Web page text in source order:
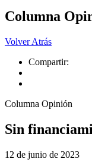
Columna
Volver Atrás
Compartir:
Columna Opinión
Sin
12 de junio de 2023